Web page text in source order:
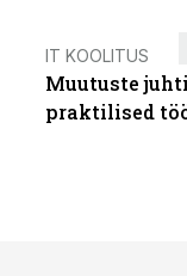
IT KOOLITUS
Muutuste
praktilised